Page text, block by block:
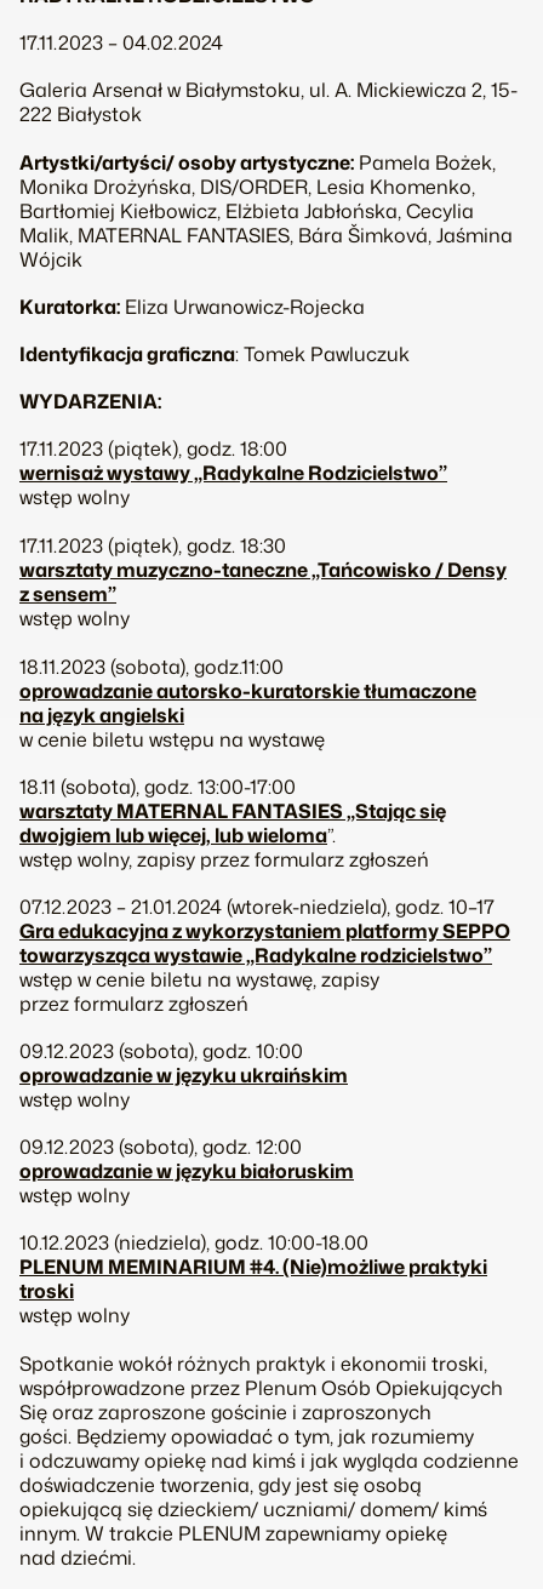
17.11.2023 – 04.02.2024
Galeria Arsenał w Białymstoku, ul. A. Mickiewicza 2, 15-
222 Białystok
Artystki/artyści/ osoby artystyczne: Pamela Bożek,
Monika Drożyńska, DIS/ORDER, Lesia Khomenko,
Bartłomiej Kiełbowicz, Elżbieta Jabłońska, Cecylia
Malik, MATERNAL FANTASIES, Bára Šimková, Jaśmina
Wójcik
Kuratorka: Eliza Urwanowicz-Rojecka
Identyfikacja graficzna: Tomek Pawluczuk
WYDARZENIA:
17.11.2023 (piątek), godz. 18:00
wernisaż wystawy „Radykalne Rodzicielstwo”
wstęp wolny
17.11.2023 (piątek), godz. 18:30
warsztaty muzyczno-taneczne „Tańcowisko / Densy
z sensem”
wstęp wolny
18.11.2023 (sobota), godz.11:00
oprowadzanie autorsko-kuratorskie tłumaczone
na język angielski
w cenie biletu wstępu na wystawę
18.11 (sobota), godz. 13:00-17:00
warsztaty MATERNAL FANTASIES „Stając się
dwojgiem lub więcej, lub wieloma”.
wstęp wolny, zapisy przez formularz zgłoszeń
07.12.2023 – 21.01.2024 (wtorek-niedziela), godz. 10–17
Gra edukacyjna z wykorzystaniem platformy SEPPO
towarzysząca wystawie „Radykalne rodzicielstwo”
wstęp w cenie biletu na wystawę, zapisy
przez formularz zgłoszeń
09.12.2023 (sobota), godz. 10:00
oprowadzanie w języku ukraińskim
wstęp wolny
09.12.2023 (sobota), godz. 12:00
oprowadzanie w języku białoruskim
wstęp wolny
10.12.2023 (niedziela), godz. 10:00-18.00
PLENUM MEMINARIUM #4. (Nie)możliwe praktyki
troski
wstęp wolny
Spotkanie wokół różnych praktyk i ekonomii troski,
współprowadzone przez Plenum Osób Opiekujących
Się oraz zaproszone gościnie i zaproszonych
gości. Będziemy opowiadać o tym, jak rozumiemy
i odczuwamy opiekę nad kimś i jak wygląda codzienne
doświadczenie tworzenia, gdy jest się osobą
opiekującą się dzieckiem/ uczniami/ domem/ kimś
innym. W trakcie PLENUM zapewniamy opiekę
nad dziećmi.